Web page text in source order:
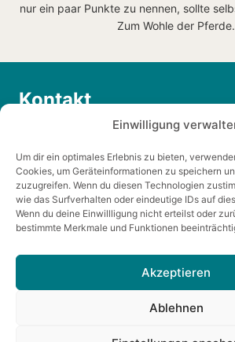
Einwilligung
Um dir ein optimales Erlebnis zu bieten,
Cookies, um Geräteinformationen zu speichern
zuzugreifen. Wenn du diesen Technologien
wie das Surfverhalten oder eindeutige IDs auf
Wenn du deine Einwillligung nicht erteilst oder
bestimmte Merkmale und Funktionen
Akzeptieren
Ablehnen
nur ein paar Punkte zu nennen, sollte
Zum Wohle der Pferde.
Kontakt
info@horse-unity.de
Impressum